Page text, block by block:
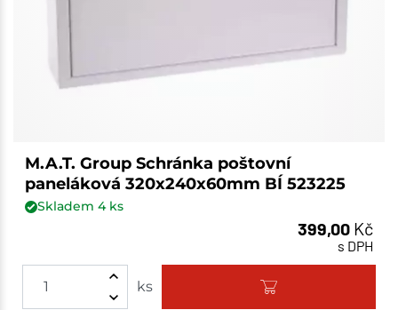
M.A.T. Group Schránka poštovní
paneláková 320x240x60mm BÍ 523225
Skladem 4ks
399,00 Kč
s DPH
ks